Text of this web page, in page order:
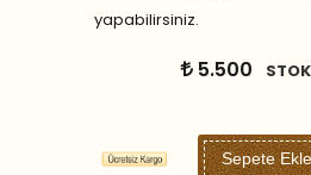
yapabilirsiniz.
5.500
Sepete